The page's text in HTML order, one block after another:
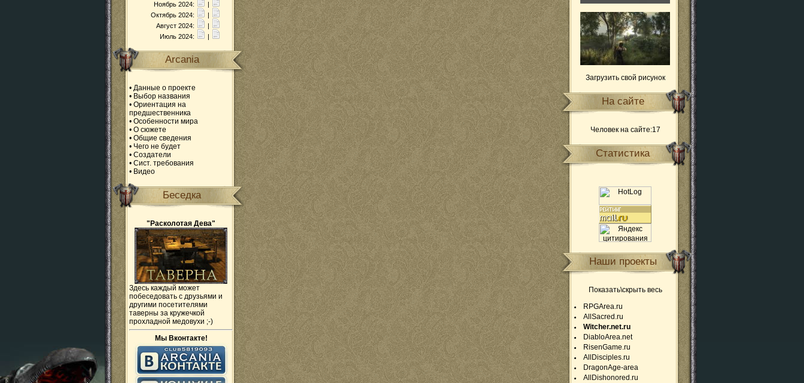
Ноябрь 2024:
|
Октябрь 2024:
|
Август 2024:
|
Июль 2024:
|
Arcania
• Данные о проекте
• Выбор названия
• Ориентация на
предшественника
• Особенности мира
• О сюжете
• Общие сведения
• Чего не будет
• Создатели
• Сист. требования
• Видео
Беседка
"Расколотая Дева"
Здесь каждый может
побеседовать с друзьями и
другими посетителями
таверны за кружечкой
прохладной медовухи ;-)
Мы Вконтакте!
Загрузить свой рисунок
На сайте
Человек на сайте:17
Статистика
Наши проекты
Показать\скрыть весь
RPGArea.ru
AllSacred.ru
Witcher.net.ru
DiabloArea.net
RisenGame.ru
AllDisciples.ru
DragonAge-area
AllDishonored.ru